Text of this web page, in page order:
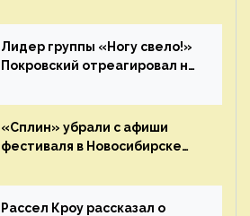
Лидер группы «Ногу свело!»
Покровский отреагировал на
«Сплин» убрали с афиши
фестиваля в Новосибирске
отцов»
Рассел Кроу рассказал о